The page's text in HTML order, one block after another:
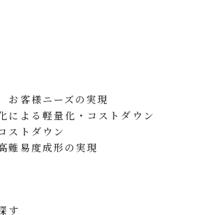
お客様ニーズの実現
による軽量化・コストダウン
ストダウン
難易度成形の実現
す